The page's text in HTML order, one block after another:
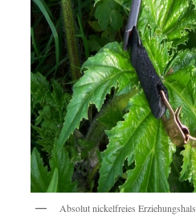
Absolut nickelfreies